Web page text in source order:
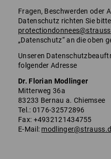
Fragen, Beschwerden oder
Datenschutz richten Sie
„Datenschutz“ an die oben
Unseren
folgender Adresse
Dr. Florian Modlinger
Mitterweg 36a
83233 Bernau a. Chiemsee
Tel.: 0176-32572896
Fax: +4932121434755
E-Mail: